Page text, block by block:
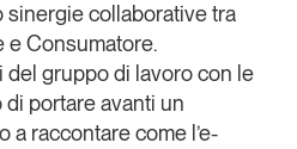
collaborative tra
e Consumatore.
del gruppo di lavoro con le
portare avanti un
a raccontare come l’e-